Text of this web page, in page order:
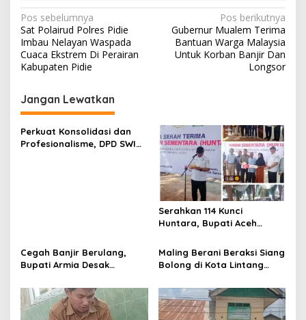
N
a
v
i
g
a
s
i
Pos sebelumnya
Sat Polairud Polres Pidie
Imbau Nelayan Waspada
Cuaca Ekstrem Di Perairan
Kabupaten Pidie
Pos berikutnya
Gubernur Mualem Terima
Bantuan Warga Malaysia
Untuk Korban Banjir Dan
Longsor
Jangan Lewatkan
Perkuat Konsolidasi dan
Profesionalisme, DPD SWI
Serahkan 114 Kunci
Huntara, Bupati Aceh
Kasih Kepada Mercy
Malaysia, Mohon Dukungan
Berkelanjutan
Cegah Banjir Berulang,
Bupati Armia Desak
Normalisasi Sungai
Tamiang
Maling Berani Beraksi Siang
Bolong di Kota Lintang
Mendesak Polres
Tingkatkan Keamanan